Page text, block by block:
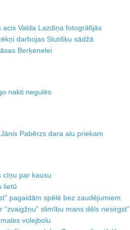
acis Valda Lazdiņa fotogrāfijās
darbojas Slutišķu sādžā
Berķenelei
nakti negulēs
Pabērzs dara alu priekam
cīņu par kausu
lietū
pagaidām spēlē bez zaudējumiem
“zvaigžņu” slimību mans dēls nesirgst”
volejbolu